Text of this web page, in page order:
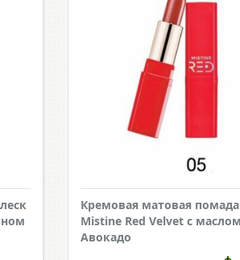
Кремовая матовая помада
Mistine Red Velvet с маслом
Авокадо